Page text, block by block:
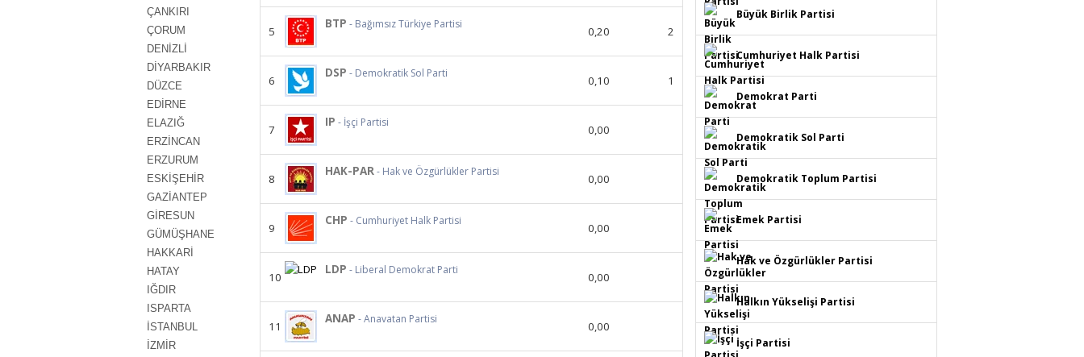
ÇANKIRI
ÇORUM
DENİZLİ
DİYARBAKIR
DÜZCE
EDİRNE
ELAZIĞ
ERZİNCAN
ERZURUM
ESKİŞEHİR
GAZİANTEP
GİRESUN
GÜMÜŞHANE
HAKKARİ
HATAY
IĞDIR
ISPARTA
İSTANBUL
İZMİR
5
BTP - Bağımsız Türkiye Partisi
0,20 2
6
DSP - Demokratik Sol Parti
0,10 1
7
IP - İşçi Partisi
0,00
8
HAK-PAR- Hak ve Özgürlükler Partisi
0,00
9
CHP - Cumhuriyet Halk Partisi
0,00
10
LDP - Liberal Demokrat Parti
0,00
11
ANAP - Anavatan Partisi
0,00
Büyük Birlik Partisi
Cumhuriyet Halk Partisi
Demokrat Parti
Demokratik Sol Parti
Demokratik Toplum Partisi
Emek Partisi
Hak ve Özgürlükler Partisi
Halkın Yükselişi Partisi
İşçi Partisi